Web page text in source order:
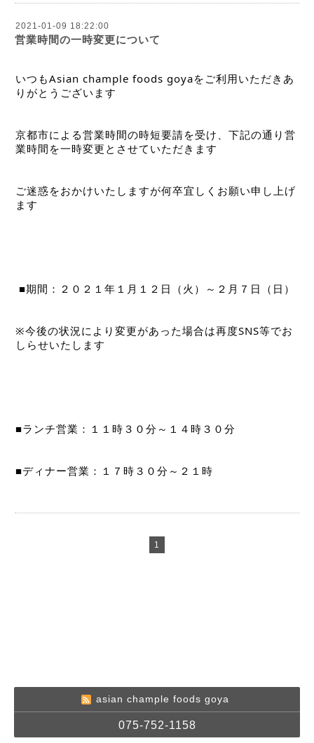
2021-01-09 18:22:00
営業時間の一時変更について
いつもAsian chample foods goyaをご利用いただきあ
りがとうございます
京都市による営業時間の時短要請を受け、下記の通り営
業時間を一時変更とさせていただきます
ご迷惑をおかけいたしますが何卒宜しくお願い申し上げ
ます
■期間：２０２１年１月１２日（火）～２月７日（日）
※今後の状況により変更があった場合は再度SNS等でお
しらせいたします
■ランチ営業：１１時３０分～１４時３０分
■ディナー営業：１７時３０分～２１時
1
asian chample foods goya
075-752-1158